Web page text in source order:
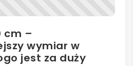
cm –
wymiar w
jest za duży